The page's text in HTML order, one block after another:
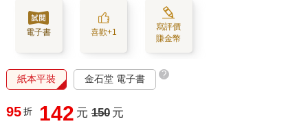
電子書 喜歡+1
寫評價
賺金幣
紙本平裝 金石堂 電子書 ?
95 折 142 元 150 元